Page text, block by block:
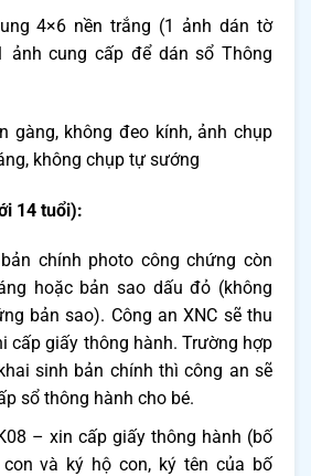
4×6 nền trắng (1 ảnh dán tờ
ảnh cung cấp để dán sổ Thông
gàng, không đeo kính, ảnh chụp
không chụp tự sướng
14 tuổi):
bản chính photo công chứng còn
hoặc bản sao dấu đỏ (không
bản sao). Công an XNC sẽ thu
cấp giấy thông hành. Trường hợp
sinh bản chính thì công an sẽ
sổ thông hành cho bé.
– xin cấp giấy thông hành (bố
và ký hộ con, ký tên của bố